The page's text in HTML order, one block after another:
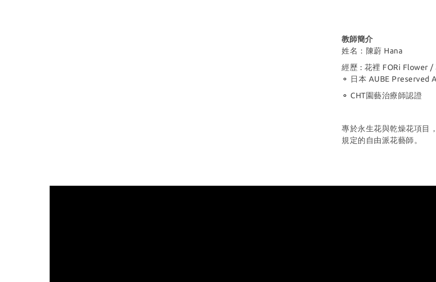
教師簡介
姓名：陳蔚 Hana
經歷 : 花裡 FORi Flower /
⚬ 日本 AUBE Preserved
⚬ CHT園藝治療師認證
專於永生花與乾燥花項目
規定的自由派花藝師。